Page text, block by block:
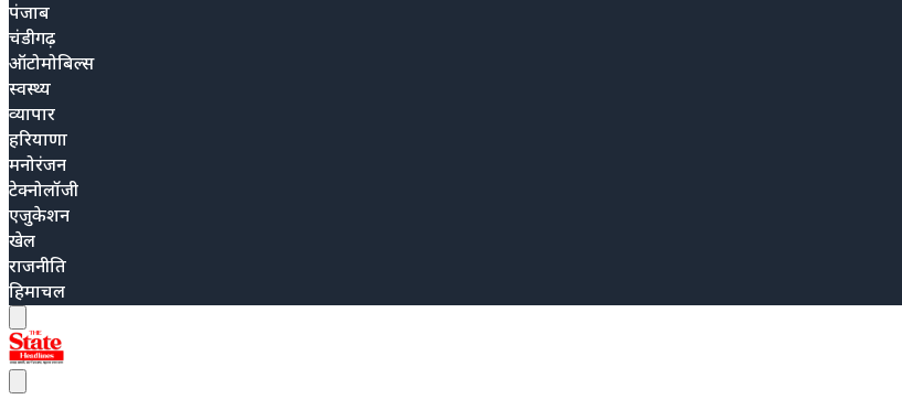
पंजाब
चंडीगढ़
ऑटोमोबिल्स
स्वस्थ्य
व्यापार
हरियाणा
मनोरंजन
टेक्नोलॉजी
एजुकेशन
खेल
राजनीति
हिमाचल